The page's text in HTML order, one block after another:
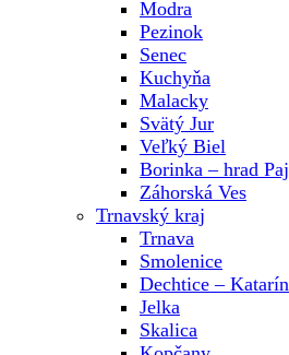
Modra
Pezinok
Senec
Kuchyňa
Malacky
Svätý Jur
Veľký Biel
Borinka – hrad
Záhorská Ves
Trnavský kraj
Trnava
Smolenice
Dechtice –
Jelka
Skalica